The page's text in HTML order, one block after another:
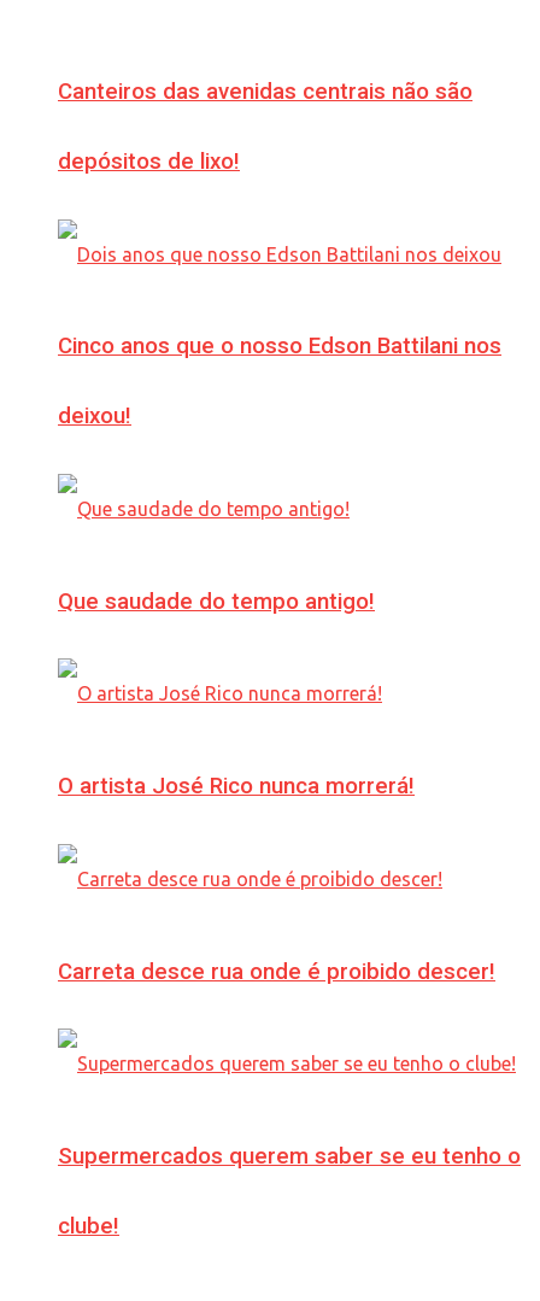
Canteiros das avenidas centrais não são
depósitos de lixo!
Cinco anos que o nosso Edson Battilani nos
deixou!
Que saudade do tempo antigo!
O artista José Rico nunca morrerá!
Carreta desce rua onde é proibido descer!
Supermercados querem saber se eu tenho o
clube!